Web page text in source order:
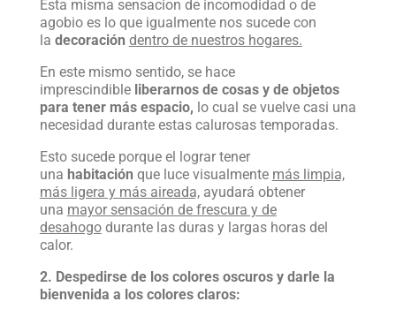
Esta misma sensacion de incomodidad o de
agobio es lo que igualmente nos sucede con
la decoración dentro de nuestros hogares.
En este mismo sentido, se hace
imprescindible liberarnos de cosas y de objetos
para tener más espacio, lo cual se vuelve casi una
necesidad durante estas calurosas temporadas.
Esto sucede porque el lograr tener
una habitación que luce visualmente más limpia,
más ligera y más aireada,ayudará obtener
una mayor sensación de frescura y de
desahogodurante las duras y largas horas del
calor.
2. Despedirse de los colores oscuros y darle la
bienvenida a los colores claros: